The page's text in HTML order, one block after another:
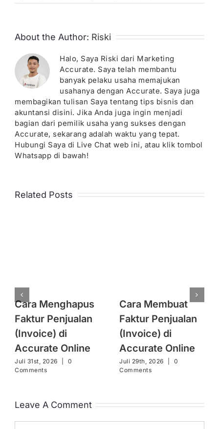
About the Author: Riski
Halo, Saya Riski dari Marketing
Accurate. Saya telah membantu
banyak pelaku usaha memajukan
usahanya dengan Accurate. Saya juga
membagikan tulisan Saya tentang tips bisnis dan
akuntansi disini. Jika Anda juga ingin menjadi
bagian dari pemilik usaha yang sukses dengan
Accurate, sekarang adalah waktu yang tepat.
Hubungi Saya di Live Chat web ini, atau klik tombol
Whatsapp di bawah!
Related Posts
Cara Menghapus
Faktur Penjualan
(Invoice) di
Accurate Online
Juli 31st, 2026
0
Comments
Cara Membuat
Faktur Penjualan
(Invoice) di
Accurate Online
Juli 29th, 2026
0
Comments
Leave A Comment